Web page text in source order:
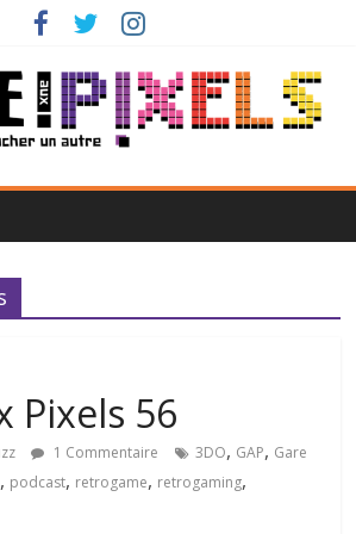
Pixels 56
1 Commentaire 3DO, GAP, Gare
, podcast, retrogame, retrogaming,